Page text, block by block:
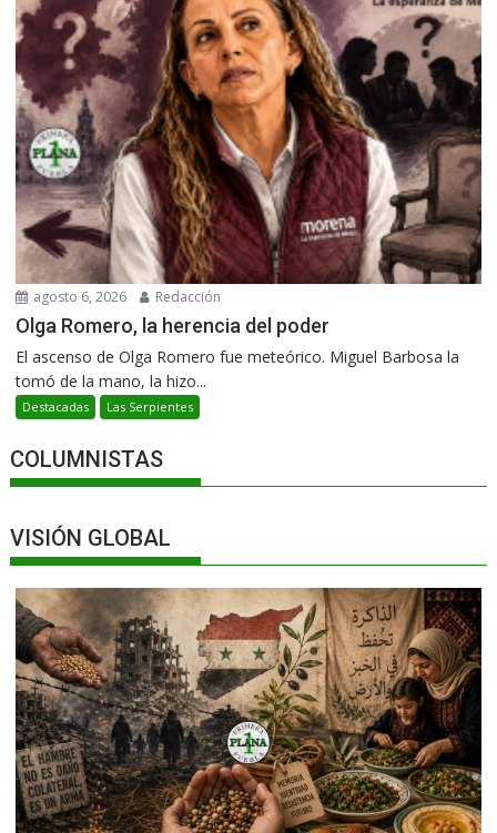
agosto 6, 2026 Redacción
Olga Romero, la herencia del poder
El ascenso de Olga Romero fue meteórico. Miguel Barbosa la
tomó de la mano, la hizo...
Destacadas Las Serpientes
COLUMNISTAS
VISIÓN GLOBAL